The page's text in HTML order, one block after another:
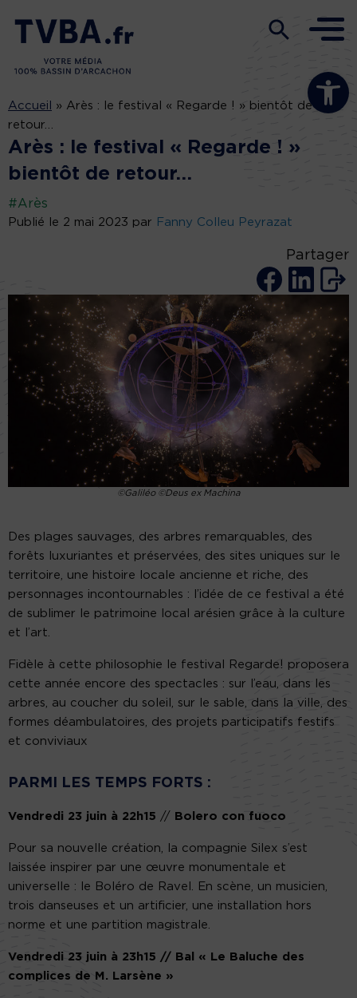
Ouvrir la
Accueil » Arès : le festival « Regarde ! » bientôt de
retour…
Arès : le festival « Regarde ! »
bientôt de retour…
#Arès
Publié le 2 mai 2023 par Fanny Colleu Peyrazat
Partager
©Galiléo ©Deus ex Machina
Des plages sauvages, des arbres remarquables, des
forêts luxuriantes et préservées, des sites uniques sur le
territoire, une histoire locale ancienne et riche, des
personnages incontournables : l’idée de ce festival a été
de sublimer le patrimoine local arésien grâce à la culture
et l’art.
Fidèle à cette philosophie le festival Regarde! proposera
cette année encore des spectacles : sur l’eau, dans les
arbres, au coucher du soleil, sur le sable, dans la ville, des
formes déambulatoires, des projets participatifs festifs
et conviviaux
PARMI LES TEMPS FORTS :
Vendredi 23 juin à 22h15 // Bolero con fuoco
Pour sa nouvelle création, la compagnie Silex s’est
laissée inspirer par une œuvre monumentale et
universelle : le Boléro de Ravel. En scène, un musicien,
trois danseuses et un artificier, une installation hors
norme et une partition magistrale.
Vendredi 23 juin à 23h15 // Bal « Le Baluche des
complices de M. Larsène »